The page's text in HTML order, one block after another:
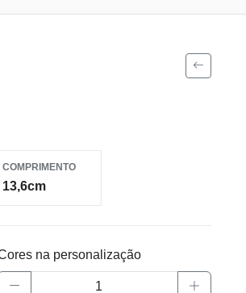
COMPRIMENTO
13,6cm
na personalização